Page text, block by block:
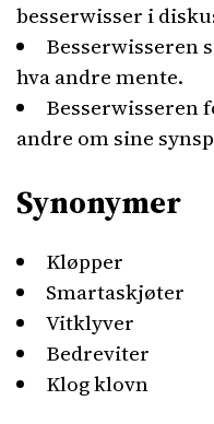
besserwisser i
Besserwisseren
hva andre mente.
Besserwisseren
andre om sine
Synonymer
Kløpper
Smartaskjøter
Vitklyver
Bedreviter
Klog klovn